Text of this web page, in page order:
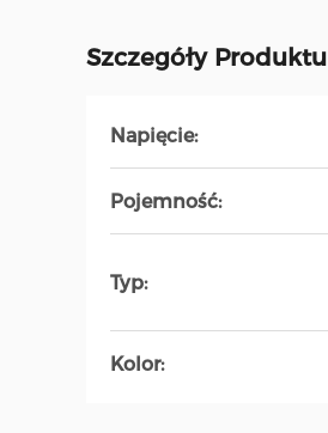
Szczegóły Produktu
Napięcie:
Pojemność:
Typ:
Kolor: